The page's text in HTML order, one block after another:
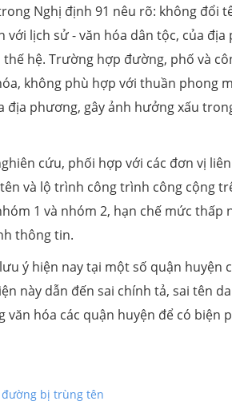
Nghị định 91 nêu rõ: không đổi
lịch sử - văn hóa dân tộc, của
hệ. Trường hợp đường, phố và
không phù hợp với thuần phong
địa phương, gây ảnh hưởng xấu
cứu, phối hợp với các đơn vị
và lộ trình công trình công cộng
1 và nhóm 2, hạn chế mức thấp
thông tin.
ý hiện nay tại một số quận
này dẫn đến sai chính tả, sai tên
hóa các quận huyện để có biện
đường bị trùng tên